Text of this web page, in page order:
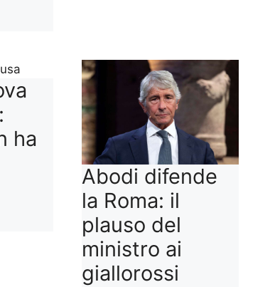
ha
Abodi difende
la Roma: il
plauso del
ministro ai
giallorossi